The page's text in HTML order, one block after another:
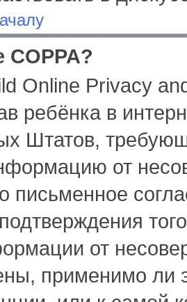
COPPA?
Online Privacy
ребёнка в
Штатов,
от
письменное
от
применимо ли